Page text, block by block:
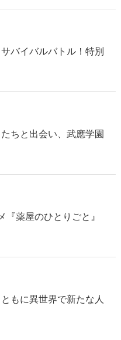
バイバルバトル！特別
ちと出会い、武應学園
薬屋のひとりごと』
もに異世界で新たな人